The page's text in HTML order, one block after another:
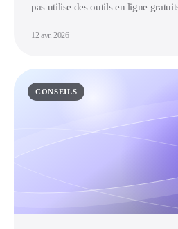
pas utilise des outils en ligne
12 avr. 2026
CONSEILS